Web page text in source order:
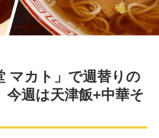
マカト」で週替りの
今週は天津飯+中華そ